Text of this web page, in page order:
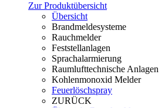
Zur Produktübersicht
Übersicht
Brandmeldesysteme
Rauchmelder
Feststellanlagen
Sprachalarmierung
Raumlufttechnische Anlagen
Kohlenmonoxid Melder
Feuerlöschspray
ZURÜCK